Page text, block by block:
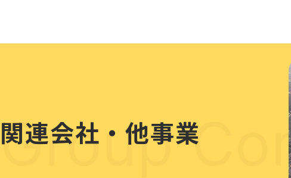
関連会社・他事業
Group